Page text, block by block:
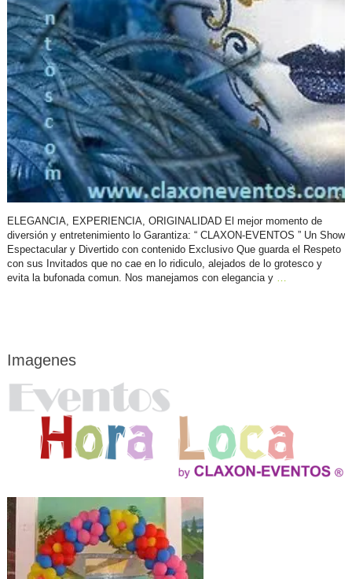
ELEGANCIA, EXPERIENCIA, ORIGINALIDAD El mejor momento de
diversión y entretenimiento lo Garantiza: “ CLAXON-EVENTOS ” Un Show
Espectacular y Divertido con contenido Exclusivo Que guarda el Respeto
con sus Invitados que no cae en lo ridiculo, alejados de lo grotesco y
evita la bufonada comun. Nos manejamos con elegancia y
Imagenes